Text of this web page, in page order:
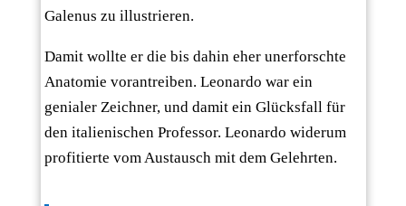
Galenus zu illustrieren.
Damit wollte er die bis dahin eher unerforschte
Anatomie vorantreiben. Leonardo war ein
genialer Zeichner, und damit ein Glücksfall für
den italienischen Professor. Leonardo widerum
profitierte vom Austausch mit dem Gelehrten.